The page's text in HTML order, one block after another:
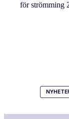
för strömming